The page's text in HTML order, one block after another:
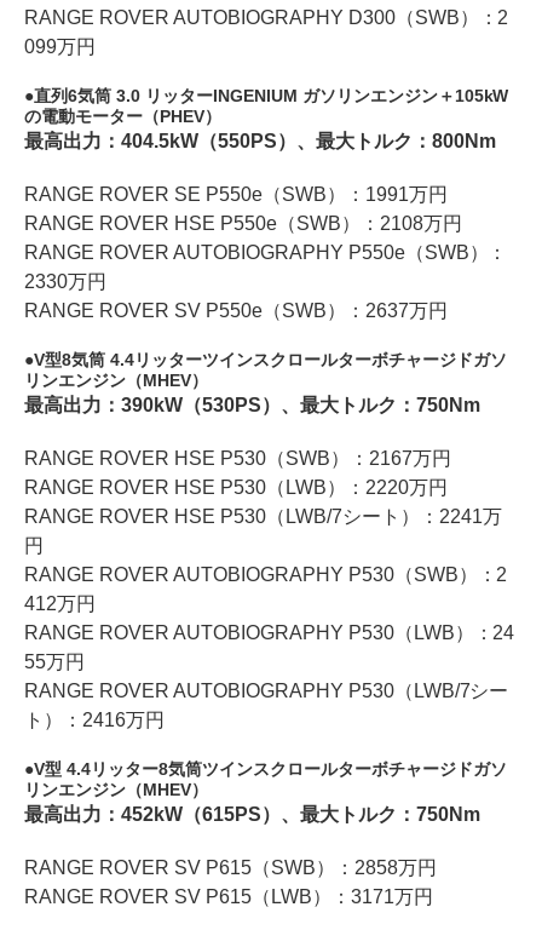
RANGE ROVER AUTOBIOGRAPHY D300（SWB）：2
099万円
直列6気筒 3.0 リッターINGENIUM ガソリンエンジン＋105kW
の電動モーター（PHEV）
最高出力：404.5kW（550PS）、最大トルク：800Nm
RANGE ROVER SE P550e（SWB）：1991万円
RANGE ROVER HSE P550e（SWB）：2108万円
RANGE ROVER AUTOBIOGRAPHY P550e（SWB）：
2330万円
RANGE ROVER SV P550e（SWB）：2637万円
V型8気筒 4.4リッターツインスクロールターボチャージドガソ
リンエンジン（MHEV）
最高出力：390kW（530PS）、最大トルク：750Nm
RANGE ROVER HSE P530（SWB）：2167万円
RANGE ROVER HSE P530（LWB）：2220万円
RANGE ROVER HSE P530（LWB/7シート）：2241万
円
RANGE ROVER AUTOBIOGRAPHY P530（SWB）：2
412万円
RANGE ROVER AUTOBIOGRAPHY P530（LWB）：24
55万円
RANGE ROVER AUTOBIOGRAPHY P530（LWB/7シー
ト）：2416万円
V型 4.4リッター8気筒ツインスクロールターボチャージドガソ
リンエンジン（MHEV）
最高出力：452kW（615PS）、最大トルク：750Nm
RANGE ROVER SV P615（SWB）：2858万円
RANGE ROVER SV P615（LWB）：3171万円